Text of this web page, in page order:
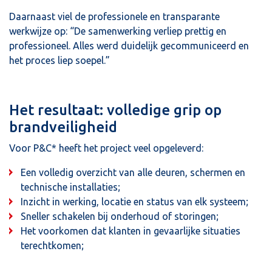
Daarnaast viel de professionele en transparante
werkwijze op: “De samenwerking verliep prettig en
professioneel. Alles werd duidelijk gecommuniceerd en
het proces liep soepel.”
Het resultaat: volledige grip op
brandveiligheid
Voor P&C* heeft het project veel opgeleverd:
Een volledig overzicht van alle deuren, schermen en
technische installaties;
Inzicht in werking, locatie en status van elk systeem;
Sneller schakelen bij onderhoud of storingen;
Het voorkomen dat klanten in gevaarlijke situaties
terechtkomen;